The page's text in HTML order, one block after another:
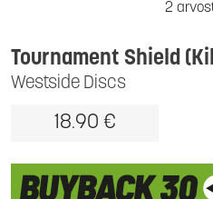
2
Westside Discs
Tournament Shield
18.90 €